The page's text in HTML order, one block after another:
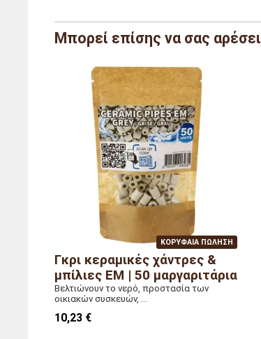
Μάρκα
Διαστάσεις (συνολικές)
Βάρος
Μπορεί επίσης να σας αρέσει
ΚΟΡΥΦΑΊΑ ΠΏΛΗΣΗ
Γκρι κεραμικές χάντρες &
μπίλιες EM | 50 μαργαριτάρια
Βελτιώνουν το νερό, προστασία των
οικιακών συσκευών, ...
10,23 €